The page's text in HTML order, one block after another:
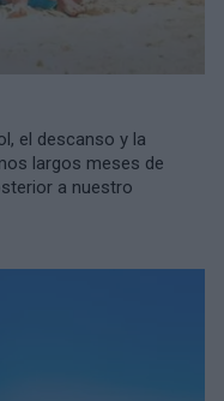
el descanso y la
largos meses de
a nuestro